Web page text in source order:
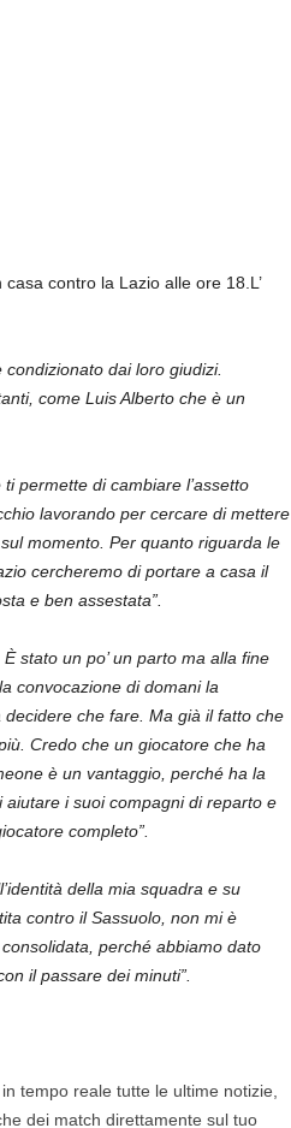
contro la Lazio alle ore 18.L’
dai loro giudizi.
come Luis Alberto che è un
permette di cambiare l’assetto
lavorando per cercare di mettere
momento. Per quanto riguarda le
cercheremo di portare a casa il
e ben assestata”.
stato un po’ un parto ma alla fine
convocazione di domani la
che fare. Ma già il fatto che
Credo che un giocatore che ha
è un vantaggio, perché ha la
i suoi compagni di reparto e
completo”.
della mia squadra e su
contro il Sassuolo, non mi è
perché abbiamo dato
il passare dei minuti”.
tempo reale tutte le ultime notizie,
dei match direttamente sul tuo